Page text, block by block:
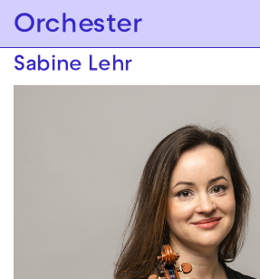
Zur Hauptnavigation springen
Zum Hauptinhalt springen
Orchester
Sabine Lehr